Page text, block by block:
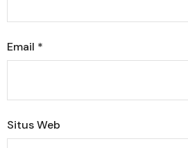
Email *
Situs Web